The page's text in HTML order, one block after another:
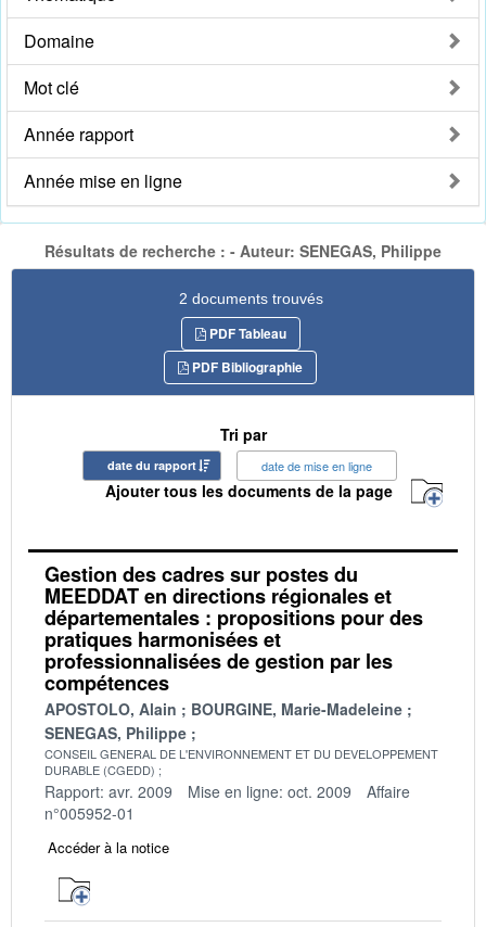
Domaine
Mot clé
Année rapport
Année mise en ligne
Résultats de recherche : - Auteur: SENEGAS, Philippe
2 documents trouvés
PDF Tableau
PDF Bibliographie
Tri par
date du rapport date de mise en ligne
Ajouter tous les documents de la page
Gestion des cadres sur postes du
MEEDDAT en directions régionales et
départementales : propositions pour des
pratiques harmonisées et
professionnalisées de gestion par les
compétences
APOSTOLO, Alain
BOURGINE, Marie-Madeleine
SENEGAS, Philippe
CONSEIL GENERAL DE L'ENVIRONNEMENT ET DU DEVELOPPEMENT
DURABLE (CGEDD)
Rapport: avr. 2009 Mise en ligne: oct. 2009
Affaire
n°005952-01
Accéder à la notice